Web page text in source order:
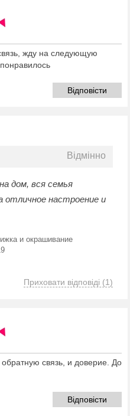
жду на следующую
Відповісти
Відмінно
дом, вся семья
отличное настроение и
и окрашивание
Приховати відповіді (1)
связь, и доверие. До
Відповісти